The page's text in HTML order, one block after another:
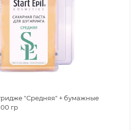
"Средняя" + бумажные
гр